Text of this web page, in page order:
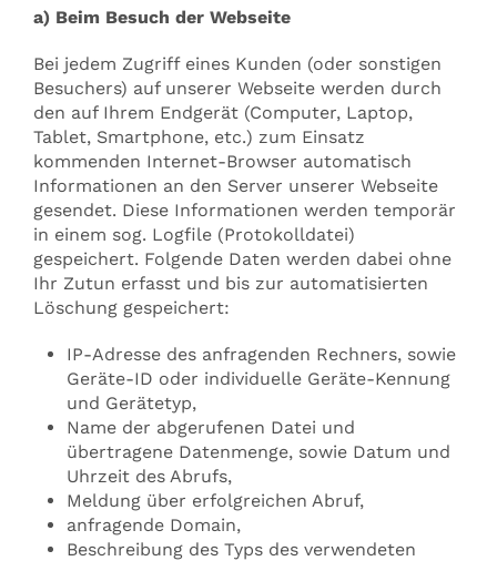
a) Beim Besuch der Webseite
Bei jedem Zugriff eines Kunden (oder sonstigen
Besuchers) auf unserer Webseite werden durch
den auf Ihrem Endgerät (Computer, Laptop,
Tablet, Smartphone, etc.) zum Einsatz
kommenden Internet-Browser automatisch
Informationen an den Server unserer Webseite
gesendet. Diese Informationen werden temporär
in einem sog. Logfile (Protokolldatei)
gespeichert. Folgende Daten werden dabei ohne
Ihr Zutun erfasst und bis zur automatisierten
Löschung gespeichert:
IP-Adresse des anfragenden Rechners, sowie
Geräte-ID oder individuelle Geräte-Kennung
und Gerätetyp,
Name der abgerufenen Datei und
übertragene Datenmenge, sowie Datum und
Uhrzeit des Abrufs,
Meldung über erfolgreichen Abruf,
anfragende Domain,
Beschreibung des Typs des verwendeten